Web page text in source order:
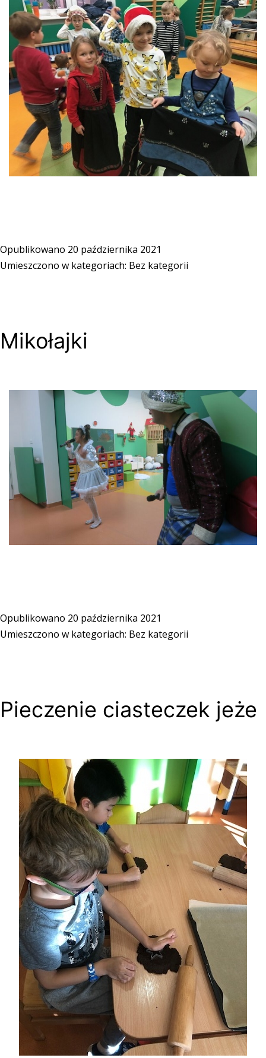
Opublikowano 20 października 2021
Umieszczono w kategoriach: Bez kategorii
Mikołajki
Opublikowano 20 października 2021
Umieszczono w kategoriach: Bez kategorii
Pieczenie ciasteczek jeże